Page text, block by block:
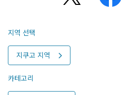
지역 선택
지쿠고 지역
카테고리